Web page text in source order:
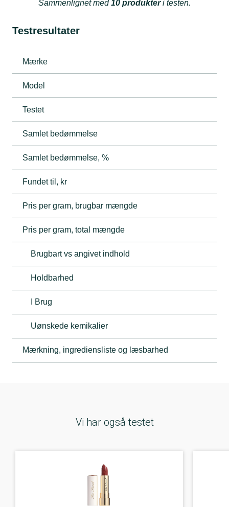
Sammenlignet med 10 produkteri testen.
Testresultater
Mærke
Model
Testet
Samlet bedømmelse
Samlet bedømmelse, %
Fundet til, kr
Pris per gram, brugbar mængde
Pris per gram, total mængde
Brugbart vs angivet indhold
Holdbarhed
I Brug
Uønskede kemikalier
Mærkning, ingrediensliste og læsbarhed
Vi har også testet